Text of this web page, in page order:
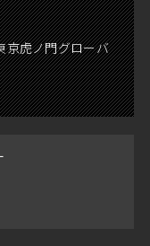
京虎ノ門グローバ